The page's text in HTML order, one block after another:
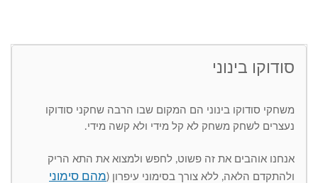
סודוקו בינוני
משחקי סודוקו בינוני הם המקום שבו הרבה שחקני סודוקו
נעצרים לשחק משחק לא קל מידי ולא קשה מידי.
אנחנו אוהבים את זה פשוט, לחפש ולמצוא את התא הריק
ולהתקדם הלאה, ללא צורך בסימוני עיפרון ( מהם סימוני